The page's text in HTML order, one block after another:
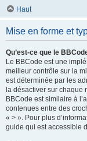
Haut
Mise en forme et
Qu’est-ce que le
Le BBCode est une
meilleur contrôle sur la
est déterminée par les
la désactiver sur chaque
BBCode est similaire à
contenues entre des
« > ». Pour plus
guide qui est accessible